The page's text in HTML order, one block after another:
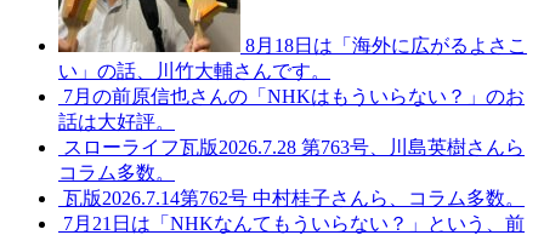
8月18日は「海外に広がるよさこ
い」の話、川竹大輔さんです。
7月の前原信也さんの「NHKはもういらない？」のお
話は大好評。
スローライフ瓦版2026.7.28 第763号、川島英樹さんら
コラム多数。
瓦版2026.7.14第762号 中村桂子さんら、コラム多数。
7月21日は「NHKなんてもういらない？」という、前